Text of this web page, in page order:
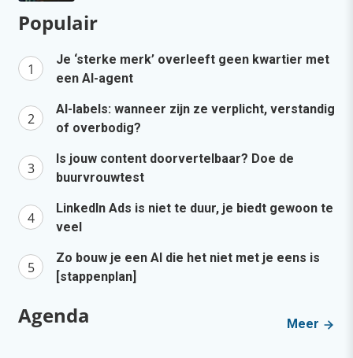
Populair
Je ‘sterke merk’ overleeft geen kwartier met
een AI-agent
AI-labels: wanneer zijn ze verplicht, verstandig
of overbodig?
Is jouw content doorvertelbaar? Doe de
buurvrouwtest
LinkedIn Ads is niet te duur, je biedt gewoon te
veel
Zo bouw je een AI die het niet met je eens is
[stappenplan]
Agenda Meer